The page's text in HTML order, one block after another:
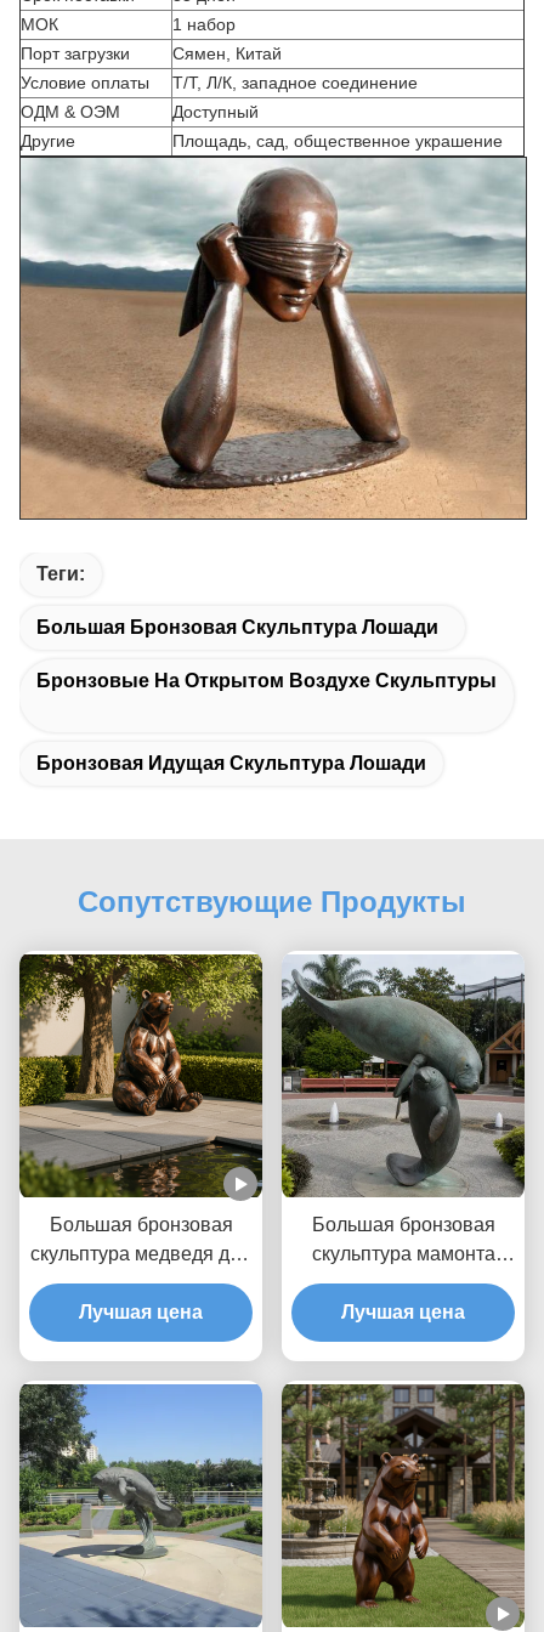
МОК
1 набор
Порт загрузки
Сямен, Китай
Условие оплаты
Т/Т, Л/К, западное соединение
ОДМ & ОЭМ
Доступный
Другие
Площадь, сад, общественное украшение
Теги:
Большая Бронзовая Скульптура Лошади
Бронзовые На Открытом Воздухе Скульптуры
Бронзовая Идущая Скульптура Лошади
Сопутствующие Продукты
Большая бронзовая
скульптура медведя для
наружного сада
реалистичная сидящая
статуя коричневого
Лучшая цена
Большая бронзовая
скульптура мамонта
матери и ребенка
Морское животное
Прибрежный сад
художественная статуя
Лучшая цена